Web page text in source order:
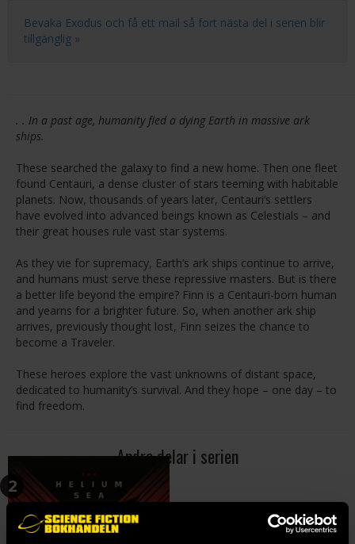
Bevaka Exodus och få ett mail så fort nästa del i serien blir
tillgänglig »
. . In a past age, humanity fled a dying Earth in massive ark
ships.
These searched the galaxy to find a new home. Then one fleet
found Centauri, a dense cluster of stars teeming with habitable
planets. Now, thousands of years later, Centauri’s settlers
have evolved into advanced beings known as Celestials – and
their great houses rule vast star systems.
As they vie for supremacy, Earth’s ark ships continue to arrive,
and humans must serve these repressive masters. But is there
a better life beyond the empire? Finn is a Centauri-born human
and yearns for a brighter future. So, when another ark ship
arrives, previously thought lost, Finn seizes the chance to
become a Traveler.
These heroes explore the vast unknowns of distant space,
dedicated to humanity’s survival. And they hope – one day – to
find freedom.
Andra delar i serien
2